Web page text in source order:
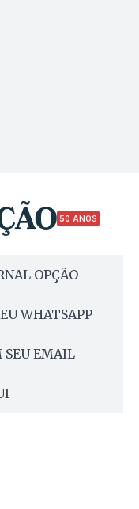
50 ANOS
OPÇÃO
WHATSAPP
SEU EMAIL